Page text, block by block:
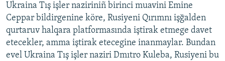
Ukraina Tış işler naziriniñ birinci muavini Emine
Ceppar bildirgenine köre, Rusiyeni Qırımnı işğalden
qurtaruv halqara platformasında iştirak etmege davet
etecekler, amma iştirak etecegine inanmaylar. Bundan
evel Ukraina Tış işler naziri Dmıtro Kuleba, Rusiyeni bu